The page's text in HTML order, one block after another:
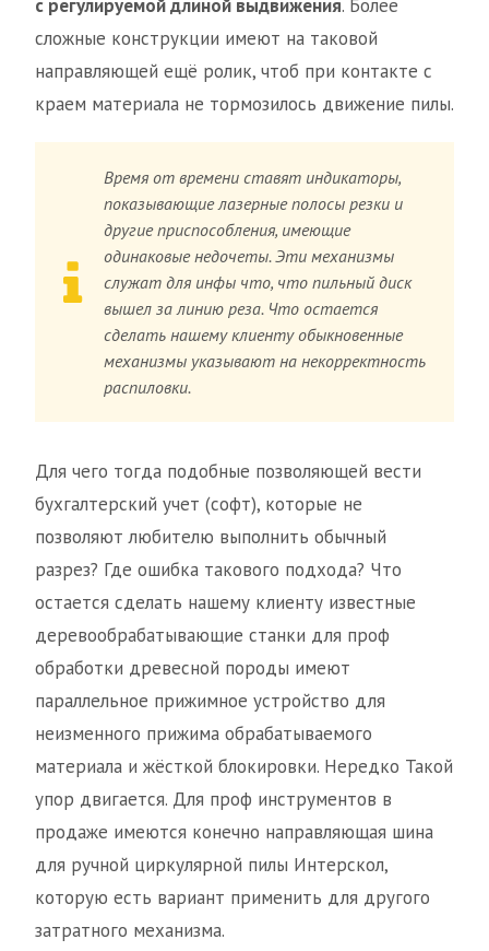
с регулируемой длиной выдвижения. Более
сложные конструкции имеют на таковой
направляющей ещё ролик, чтоб при контакте с
краем материала не тормозилось движение пилы.
Время от времени ставят индикаторы,
показывающие лазерные полосы резки и
другие приспособления, имеющие
одинаковые недочеты. Эти механизмы
служат для инфы что, что пильный диск
вышел за линию реза. Что остается
сделать нашему клиенту обыкновенные
механизмы указывают на некорректность
распиловки.
Для чего тогда подобные позволяющей вести
бухгалтерский учет (софт), которые не
позволяют любителю выполнить обычный
разрез? Где ошибка такового подхода? Что
остается сделать нашему клиенту известные
деревообрабатывающие станки для проф
обработки древесной породы имеют
параллельное прижимное устройство для
неизменного прижима обрабатываемого
материала и жёсткой блокировки. Нередко Такой
упор двигается. Для проф инструментов в
продаже имеются конечно направляющая шина
для ручной циркулярной пилы Интерскол,
которую есть вариант применить для другого
затратного механизма.